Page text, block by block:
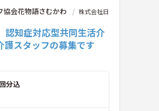
協会花物語さむかわ
株式会社日
認知症対応型共同生活介
護スタッフの募集です
分込